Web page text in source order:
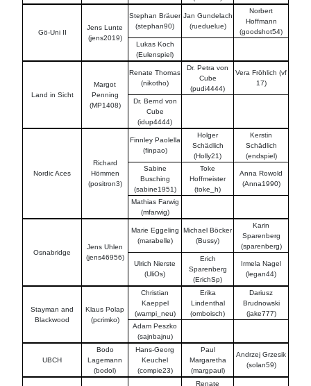
Gö-Uni II
Jens Lunte
(jens2019)
Stephan Bräuer
(stephan90)
Jan Gundelach
(rueduelue)
Norbert
Hoffmann
(goodshot54)
Lukas Koch
(Eulenspiel)
Land in Sicht
Margot
Penning
(MP1408)
Renate Thomas
(nikotho)
Dr. Petra von
Cube
(pudi4444)
Vera Fröhlich (vf
17)
Dr. Bernd von
Cube
(idup4444)
Nordic Aces
Richard
Hömmen
(positron3)
Finnley Paolella
(finpao)
Holger
Schädlich
(Holly21)
Kerstin
Schädlich
(endspiel)
Sabine
Busching
(sabine1951)
Toke
Hoffmeister
(toke_h)
Anna Rowold
(Anna1990)
Mathias Farwig
(mfarwig)
Osnabridge
Jens Uhlen
(jens46956)
Marie Eggeling
(marabelle)
Michael Böcker
(Bussy)
Karin
Sparenberg
(sparenberg)
Ulrich Nierste
(UliOs)
Erich
Sparenberg
(ErichSp)
Irmela Nagel
(legan44)
Stayman and
Blackwood
Klaus Polap
(pcrimko)
Christian
Kaeppel
(wampi_neu)
Erika
Lindenthal
(omboisch)
Dariusz
Brudnowski
(jake777)
Adam Peszko
(sajnbajnu)
UBCH
Bodo
Lagemann
(bodol)
Hans-Georg
Keuchel
(compie23)
Paul
Margaretha
(margpaul)
Andrzej Grzesik
(solan59)
Renate